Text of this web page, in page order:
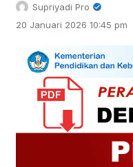
Supriyadi Pro
20 Januari 2026 10:45 pm